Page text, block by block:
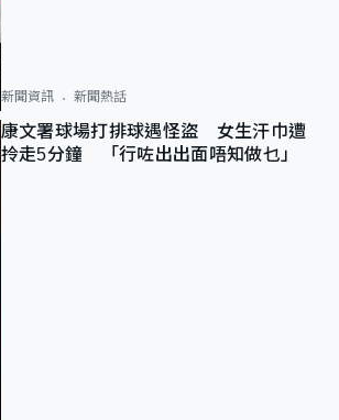
新聞資訊 新聞熱話
康文署球場打排球遇怪盜 女生汗巾遭
拎走5分鐘 「行咗出出面唔知做乜」